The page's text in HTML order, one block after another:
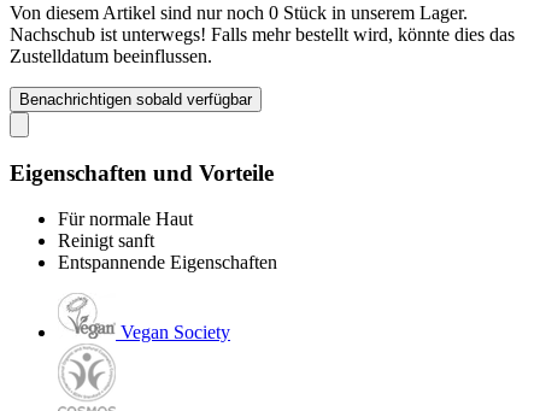
Von diesem Artikel sind nur noch 0 Stück in unserem Lager.
Nachschub ist unterwegs! Falls mehr bestellt wird, könnte dies das
Zustelldatum beeinflussen.
Benachrichtigen sobald verfügbar
Eigenschaften und Vorteile
Für normale Haut
Reinigt sanft
Entspannende Eigenschaften
Vegan Society